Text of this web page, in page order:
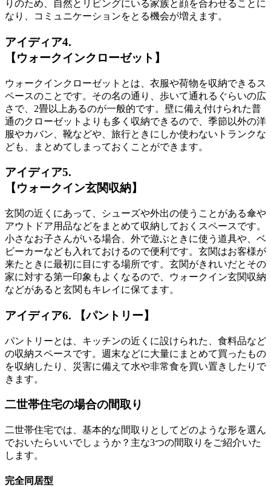
りのため、
自然とリビングにいる家族と顔を合わせる ことに
なり、コミュニケーションをとる機会が増えます。
アイディア4.
【ウォークインクローゼット】
ウォークインクローゼットとは、 衣服や荷物を収納できるス
ペースのことです。その名の通り、歩いて通れるぐらいの広
さで、2畳以上あるのが一般的です。壁に備え付けられた普
通のクローゼットよりも多く収納できるので、 季節以外の洋
服やカバン、靴などや、旅行ときにしか使わないトランクな
ども、まとめてしまっておくことができます。
アイディア5.
【ウォークイン玄関収納】
玄関の近くにあって、
シューズや外出の使うことがある傘や
アウトドア用品などをまとめて収納しておくスペースです。
小さなお子さんがいる場合、外で遊ぶときに使う道具や、ベ
ビーカーなども入れておけるので便利です。玄関はお客様が
来たときに最初に目にする場所です。玄関がきれいだとその
家に対する第一印象もよくなるので、ウォークイン玄関収納
などがあると玄関もキレイに保てます。
アイディア6. 【パントリー】
パントリーとは、キッチンの近くに設けられた、食料品など
の収納スペースです。週末などに大量にまとめて買ったもの
を収納したり、 災害に備えて水や非常食を買い置きしたりで
きます。
二世帯住宅の場合の間取り
二世帯住宅では、基本的な間取りとしてどのような形を選ん
でおいたらいいでしょうか？主な3つの間取りをご紹介いた
します。
完全同居型